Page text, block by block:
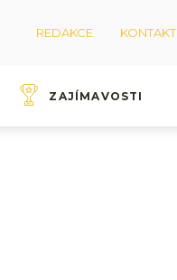
REDAKCE KONTAKT
ZAJÍMAVOSTI